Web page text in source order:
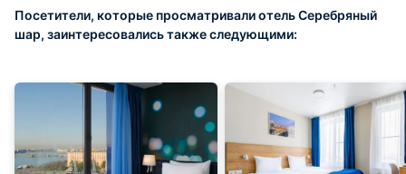
Посетители, которые просматривали отель Серебряный
шар, заинтересовались также следующими: